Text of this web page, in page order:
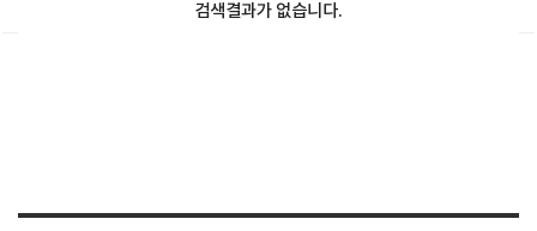
Twitter 로그인
검색결과가 없습니다.